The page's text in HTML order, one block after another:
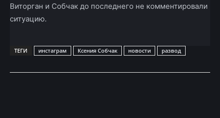
Виторган и Собчак до последнего не комментировали
ситуацию.
ТЕГИ инстаграм Ксения Собчак новости развод